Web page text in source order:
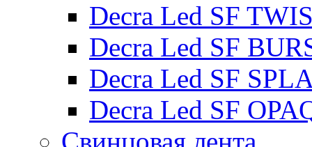
Decra Led SF
Decra Led SF
Decra Led SF
Decra Led SF
Свинцовая лента